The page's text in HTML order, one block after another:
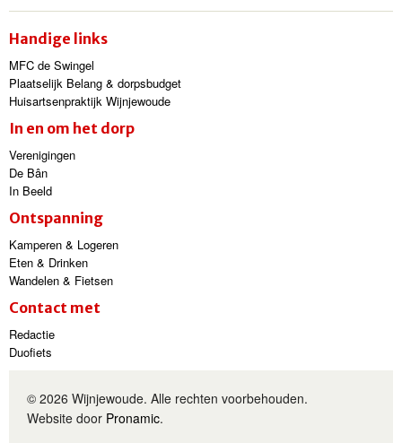
Handige links
MFC de Swingel
Plaatselijk Belang & dorpsbudget
Huisartsenpraktijk Wijnjewoude
In en om het dorp
Verenigingen
De Bân
In Beeld
Ontspanning
Kamperen & Logeren
Eten & Drinken
Wandelen & Fietsen
Contact met
Redactie
Duofiets
© 2026 Wijnjewoude. Alle rechten voorbehouden.
Website door Pronamic.